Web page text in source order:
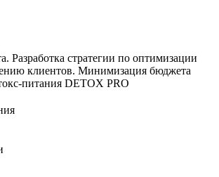
Разработка стратегии по оптимизации
клиентов. Минимизация бюджета
питания DETOX PRO